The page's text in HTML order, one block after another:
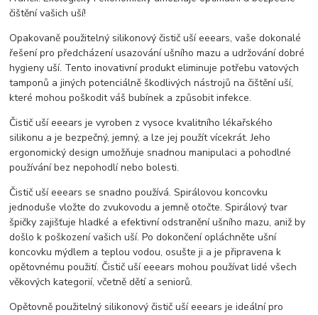
čištění vašich uší!
Opakovaně použitelný silikonový čistič uší eeears, vaše dokonalé
řešení pro předcházení usazování ušního mazu a udržování dobré
hygieny uší. Tento inovativní produkt eliminuje potřebu vatových
tamponů a jiných potenciálně škodlivých nástrojů na čištění uší,
které mohou poškodit váš bubínek a způsobit infekce.
Čistič uší eeears je vyroben z vysoce kvalitního lékařského
silikonu a je bezpečný, jemný, a lze jej použít vícekrát. Jeho
ergonomický design umožňuje snadnou manipulaci a pohodlné
používání bez nepohodlí nebo bolesti.
Čistič uší eeears se snadno používá. Spirálovou koncovku
jednoduše vložte do zvukovodu a jemně otočte. Spirálový tvar
špičky zajišťuje hladké a efektivní odstranění ušního mazu, aniž by
došlo k poškození vašich uší. Po dokončení opláchněte ušní
koncovku mýdlem a teplou vodou, osušte ji a je připravena k
opětovnému použití. Čistič uší eeears mohou používat lidé všech
věkových kategorií, včetně dětí a seniorů.
Opětovně použitelný silikonový čistič uší eeears je ideální pro